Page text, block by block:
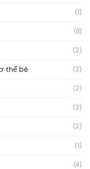
(1)
(8)
(2)
thể bé (2)
(2)
(2)
(2)
(1)
(4)